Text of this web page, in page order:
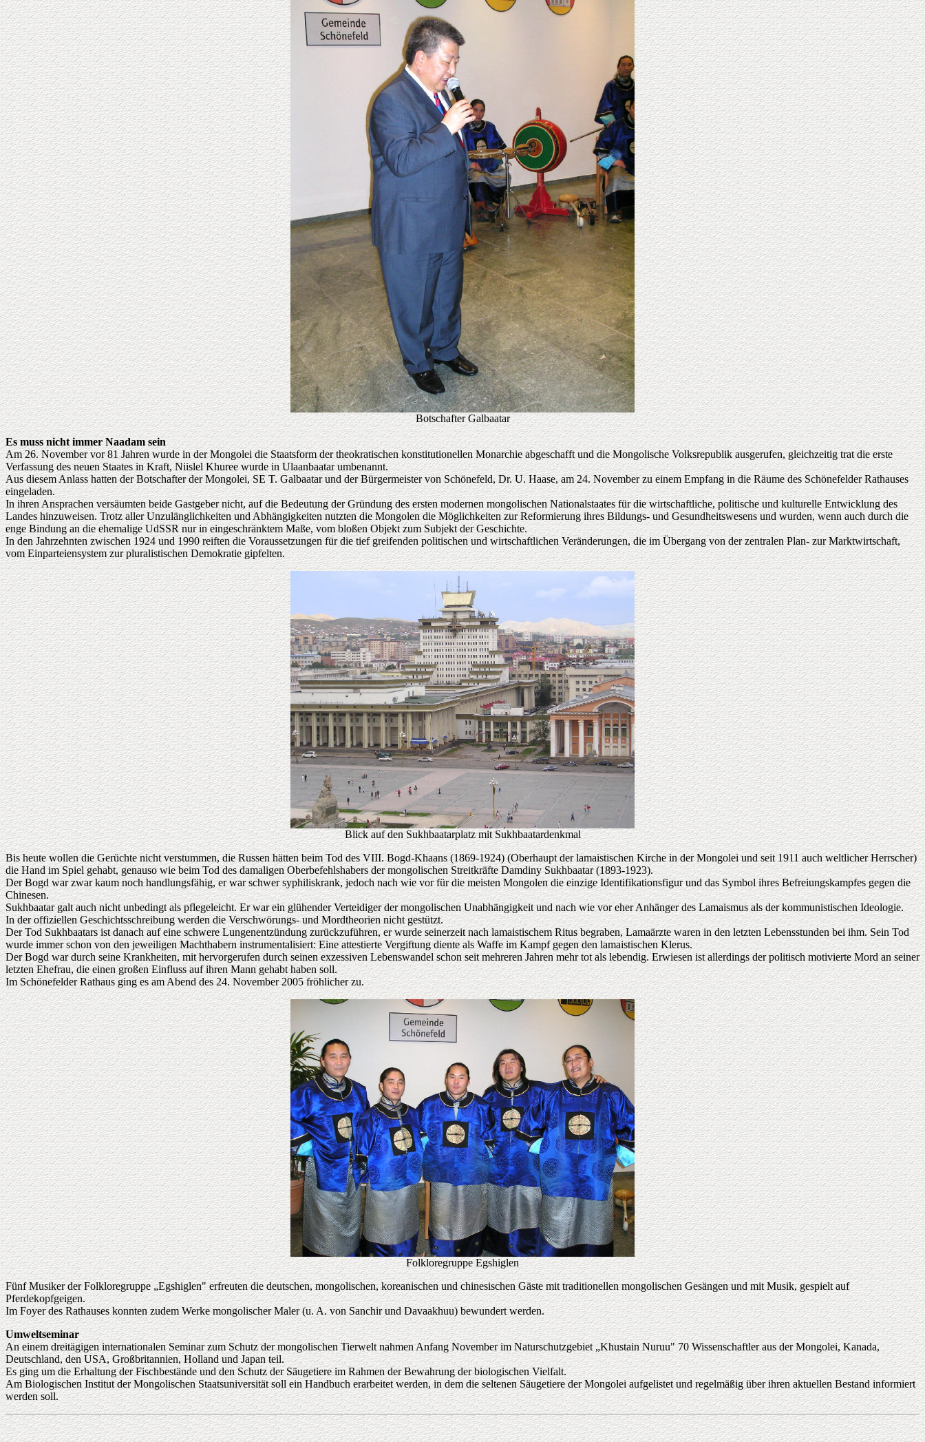
Botschafter Galbaatar
Es muss nicht immer Naadam sein
Am 26. November vor 81 Jahren wurde in der Mongolei die Staatsform der theokratischen konstitutionellen Monarchie abgeschafft und die Mongolische Volksrepublik ausgerufen, gleichzeitig trat die erste
Verfassung des neuen Staates in Kraft, Niislel Khuree wurde in Ulaanbaatar umbenannt.
Aus diesem Anlass hatten der Botschafter der Mongolei, SE T. Galbaatar und der Bürgermeister von Schönefeld, Dr. U. Haase, am 24. November zu einem Empfang in die Räume des Schönefelder Rathauses
eingeladen.
In ihren Ansprachen versäumten beide Gastgeber nicht, auf die Bedeutung der Gründung des ersten modernen mongolischen Nationalstaates für die wirtschaftliche, politische und kulturelle Entwicklung des
Landes hinzuweisen. Trotz aller Unzulänglichkeiten und Abhängigkeiten nutzten die Mongolen die Möglichkeiten zur Reformierung ihres Bildungs- und Gesundheitswesens und wurden, wenn auch durch die
enge Bindung an die ehemalige UdSSR nur in eingeschränktem Maße, vom bloßen Objekt zum Subjekt der Geschichte.
In den Jahrzehnten zwischen 1924 und 1990 reiften die Voraussetzungen für die tief greifenden politischen und wirtschaftlichen Veränderungen, die im Übergang von der zentralen Plan- zur Marktwirtschaft,
vom Einparteiensystem zur pluralistischen Demokratie gipfelten.
Blick auf den Sukhbaatarplatz mit Sukhbaatardenkmal
Bis heute wollen die Gerüchte nicht verstummen, die Russen hätten beim Tod des VIII. Bogd-Khaans (1869-1924) (Oberhaupt der lamaistischen Kirche in der Mongolei und seit 1911 auch weltlicher Herrscher)
die Hand im Spiel gehabt, genauso wie beim Tod des damaligen Oberbefehlshabers der mongolischen Streitkräfte Damdiny Sukhbaatar (1893-1923).
Der Bogd war zwar kaum noch handlungsfähig, er war schwer syphiliskrank, jedoch nach wie vor für die meisten Mongolen die einzige Identifikationsfigur und das Symbol ihres Befreiungskampfes gegen die
Chinesen.
Sukhbaatar galt auch nicht unbedingt als pflegeleicht. Er war ein glühender Verteidiger der mongolischen Unabhängigkeit und nach wie vor eher Anhänger des Lamaismus als der kommunistischen Ideologie.
In der offiziellen Geschichtsschreibung werden die Verschwörungs- und Mordtheorien nicht gestützt.
Der Tod Sukhbaatars ist danach auf eine schwere Lungenentzündung zurückzuführen, er wurde seinerzeit nach lamaistischem Ritus begraben, Lamaärzte waren in den letzten Lebensstunden bei ihm. Sein Tod
wurde immer schon von den jeweiligen Machthabern instrumentalisiert: Eine attestierte Vergiftung diente als Waffe im Kampf gegen den lamaistischen Klerus.
Der Bogd war durch seine Krankheiten, mit hervorgerufen durch seinen exzessiven Lebenswandel schon seit mehreren Jahren mehr tot als lebendig. Erwiesen ist allerdings der politisch motivierte Mord an seiner
letzten Ehefrau, die einen großen Einfluss auf ihren Mann gehabt haben soll.
Im Schönefelder Rathaus ging es am Abend des 24. November 2005 fröhlicher zu.
Folkloregruppe Egshiglen
Fünf Musiker der Folkloregruppe „Egshiglen" erfreuten die deutschen, mongolischen, koreanischen und chinesischen Gäste mit traditionellen mongolischen Gesängen und mit Musik, gespielt auf
Pferdekopfgeigen.
Im Foyer des Rathauses konnten zudem Werke mongolischer Maler (u. A. von Sanchir und Davaakhuu) bewundert werden.
Umweltseminar
An einem dreitägigen internationalen Seminar zum Schutz der mongolischen Tierwelt nahmen Anfang November im Naturschutzgebiet „Khustain Nuruu" 70 Wissenschaftler aus der Mongolei, Kanada,
Deutschland, den USA, Großbritannien, Holland und Japan teil.
Es ging um die Erhaltung der Fischbestände und den Schutz der Säugetiere im Rahmen der Bewahrung der biologischen Vielfalt.
Am Biologischen Institut der Mongolischen Staatsuniversität soll ein Handbuch erarbeitet werden, in dem die seltenen Säugetiere der Mongolei aufgelistet und regelmäßig über ihren aktuellen Bestand informiert
werden soll.